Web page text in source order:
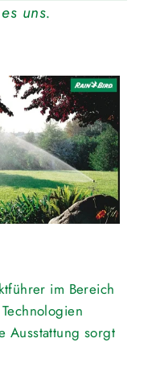
uns.
im Bereich
Ausstattung sorgt